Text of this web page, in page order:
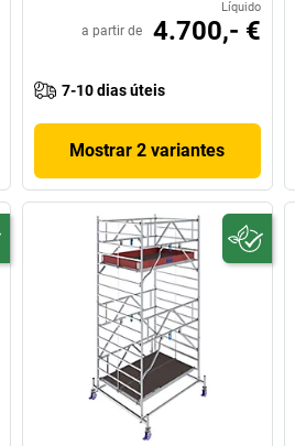
Líquido
a partir de 4.700,- €
7-10 dias úteis
Mostrar 2 variantes